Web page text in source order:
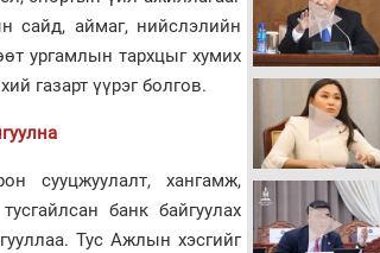
сайд, аймаг, нийслэлийн
ургамлын тархцыг хумих
газарт үүрэг болгов.
сууцжуулалт, хангамж,
банк байгуулах
Тус Ажлын хэсгийг